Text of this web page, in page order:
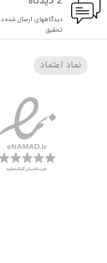
دیدگاههای ارسال شده در
تحقیق
نماد اعتماد